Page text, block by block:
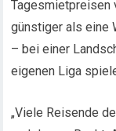
Tagesmietpreisen
günstiger als eine
– bei einer
eigenen Liga
„Viele Reisende